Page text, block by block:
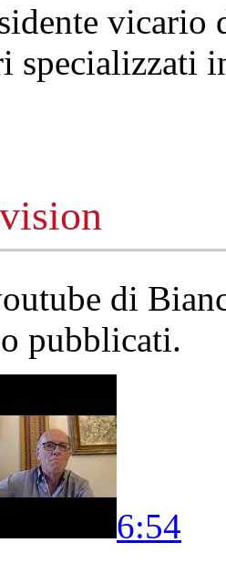
vicario
specializzati
di
pubblicati.
6:54